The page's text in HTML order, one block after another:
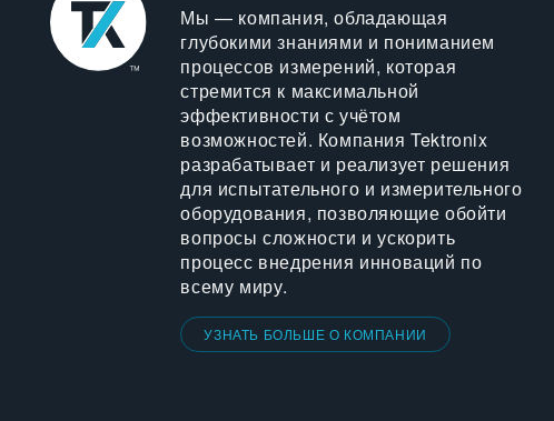
Мы — компания, обладающая
глубокими знаниями и пониманием
процессов измерений, которая
стремится к максимальной
эффективности с учётом
возможностей. Компания Tektronix
разрабатывает и реализует решения
для испытательного и измерительного
оборудования, позволяющие обойти
вопросы сложности и ускорить
процесс внедрения инноваций по
всему миру.
УЗНАТЬ БОЛЬШЕ О КОМПАНИИ